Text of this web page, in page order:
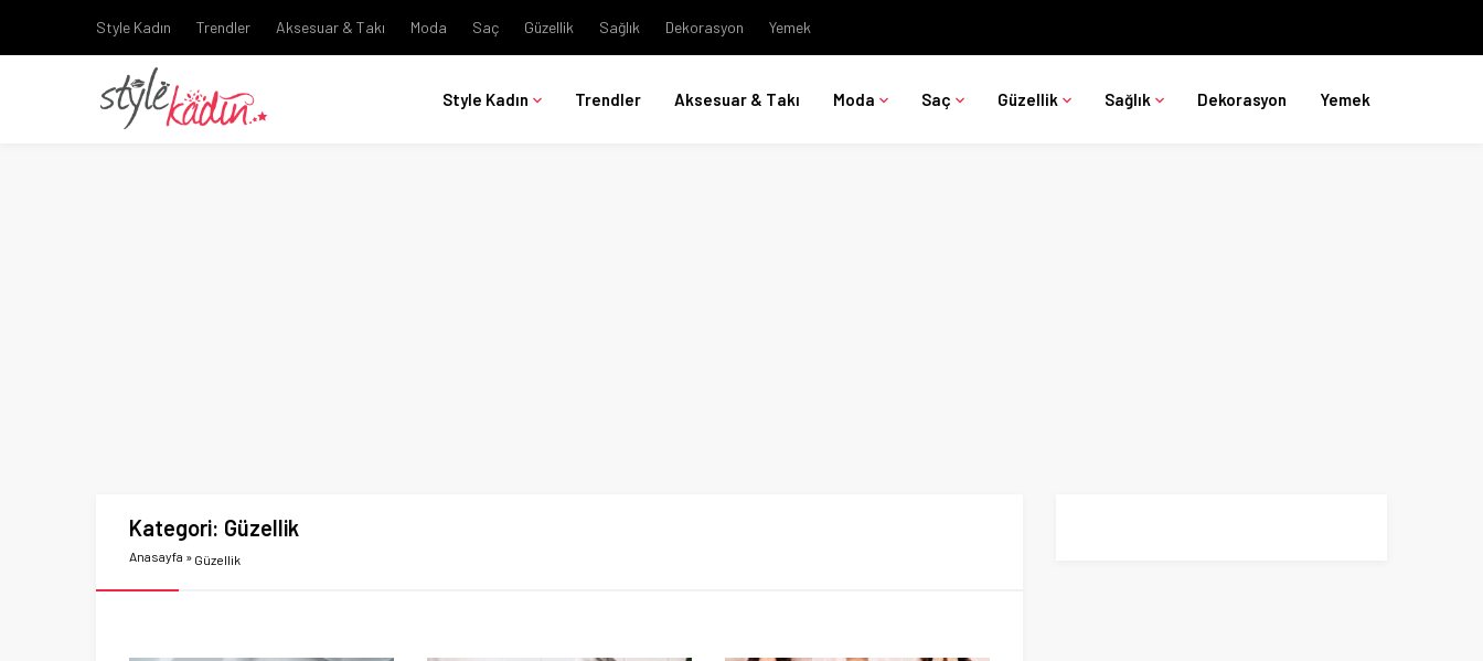
Style Kadın Trendler Aksesuar & Takı Moda Saç Güzellik Sağlık Dekorasyon Yemek
Style Kadın Trendler Aksesuar & Takı Moda Saç Güzellik Sağlık Dekorasyon Yemek
Kategori: Güzellik
Anasayfa » Güzellik